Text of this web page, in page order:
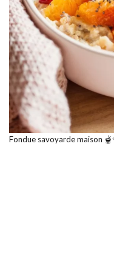
Fondue savoyarde maison